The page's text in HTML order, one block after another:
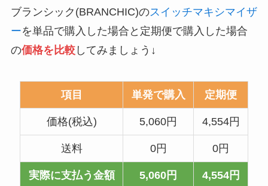
ブランシック(BRANCHIC)のスイッチマキシマイザ
ーを単品で購入した場合と定期便で購入した場合
の価格を比較してみましょう↓
項目 単発で購入 定期便
価格(税込) 5,060円 4,554円
送料 0円 0円
実際に支払う金額 5,060円 4,554円